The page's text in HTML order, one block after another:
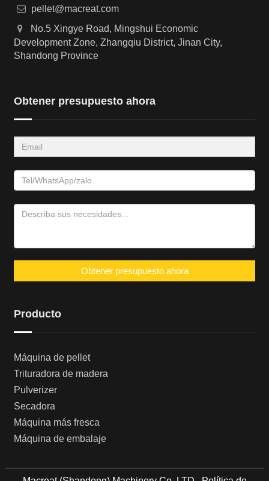
pellet@macreat.com
No.5 Xingye Road, Mingshui Economic
Development Zone, Zhangqiu District, Jinan City,
Shandong Province
Obtener presupuesto ahora
Obtener presupuesto ahora
Producto
Máquina de pellet
Trituradora de madera
Pulverizer
Secadora
Máquina más fresca
Máquina de embalaje